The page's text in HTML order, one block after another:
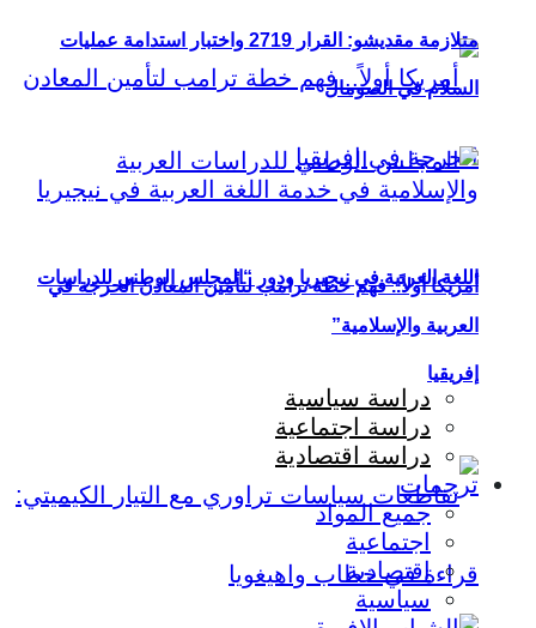
أمريكا أولاً.. فهم خطة ترامب لتأمين المعادن الحرجة في
إفريقيا
متلازمة مقديشو: القرار 2719 واختبار استدامة عمليات
السلام في الصومال
اللغة العربية في نيجيريا ودور “المجلس الوطني للدراسات
العربية والإسلامية”
دراسة سياسية
دراسة اجتماعية
دراسة اقتصادية
ترجمات
جميع المواد
اجتماعية
اقتصادية
سياسية